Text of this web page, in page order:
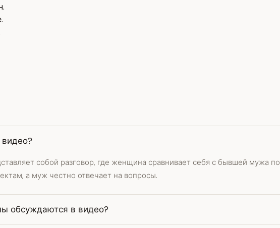
собой разговор, где женщина сравнивает себя с бывшей мужа по
а муж честно отвечает на вопросы.
обсуждаются в видео?